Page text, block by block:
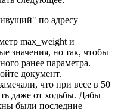
по адресу
max_weight и
значения, но так, чтобы
ранее параметра.
документ.
что при весе в 50
даже от ходьбы. Дабы
были последние